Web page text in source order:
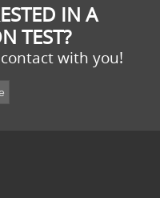
IN A
TEST?
with you!